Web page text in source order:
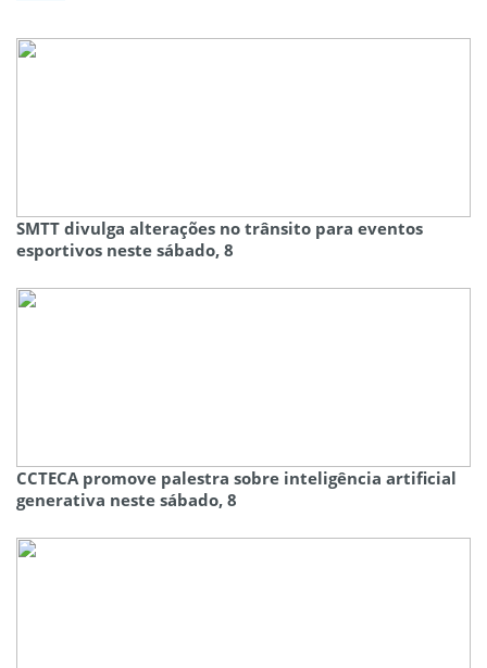
SMTT divulga alterações no trânsito para eventos
esportivos neste sábado, 8
CCTECA promove palestra sobre inteligência artificial
generativa neste sábado, 8